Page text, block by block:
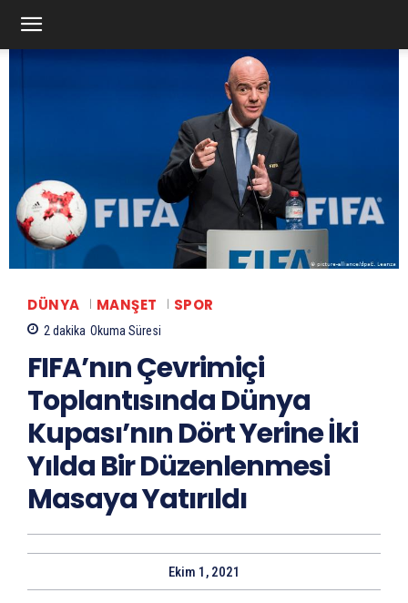
DÜNYA MANŞET SPOR
2 dakika Okuma Süresi
FIFA’nın Çevrimiçi
Toplantısında Dünya
Kupası’nın Dört Yerine İki
Yılda Bir Düzenlenmesi
Masaya Yatırıldı
Ekim 1, 2021